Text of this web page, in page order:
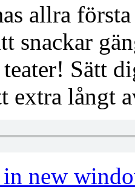
allra
snackar
Sätt
extra långt
new